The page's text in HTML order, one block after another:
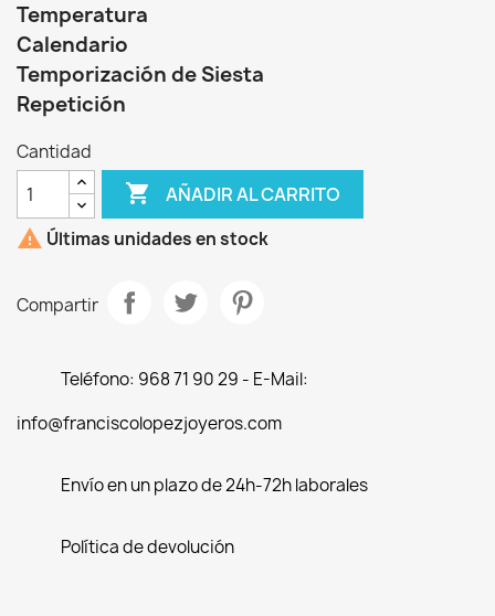
Temperatura
Calendario
Temporización de Siesta
Repetición
Cantidad
 AÑADIR AL CARRITO
 Últimas unidades en stock
Compartir
Teléfono: 968 71 90 29 - E-Mail:
info@franciscolopezjoyeros.com
Envío en un plazo de 24h-72h laborales
Política de devolución